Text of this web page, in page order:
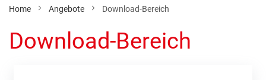
Inhalt
Home Angebote Download-Bereich
Download-Bereich